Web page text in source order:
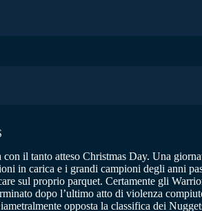
il tanto atteso Christmas Day. Una
in carica e i grandi campioni degli anni
sul proprio parquet. Certamente gli
dopo l’ultimo atto di violenza
opposta la classifica dei